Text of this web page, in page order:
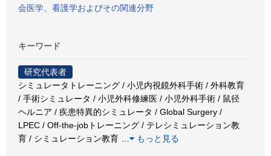
会医学、看護学およびその関連分野
キーワード
研究代表者
シミュレータトレーニング / 小児内視鏡外科手術 / 外科教育
/ 手術シミュレータ / 小児外科修練医 / 小児外科手術 / 鼠径
ヘルニア / 疾患特異的シミュレータ / Global Surgery /
LPEC / Off-the-jobトレーニング / テレシミュレーション教
育 / シミュレーション教育
もっと見る